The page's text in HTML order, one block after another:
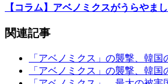
【コラム】アベノミクスがうらやま
関連記事
「アベノミクス」の襲撃、韓国
「アベノミクス」の襲撃、韓国